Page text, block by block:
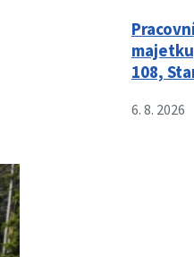
108,
6. 8. 2026